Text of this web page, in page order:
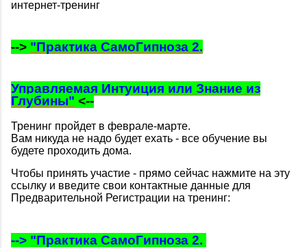
интернет-тренинг
--> "Практика СамоГипноза 2.
Управляемая Интуиция или Знание из
Глубины" <--
Тренинг пройдет в феврале-марте.
Вам никуда не надо будет ехать - все обучение вы
будете проходить дома.
Чтобы принять участие - прямо сейчас нажмите на эту
ссылку и введите свои контактные данные для
Предварительной Регистрации на тренинг:
--> "Практика СамоГипноза 2.